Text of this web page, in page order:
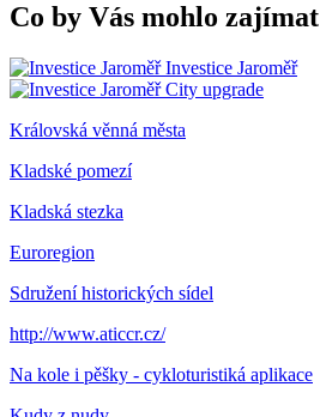
Co by Vás mohlo zajímat
Investice Jaroměř
City upgrade
Královská věnná města
Kladské pomezí
Kladská stezka
Euroregion
Sdružení historických sídel
http://www.aticcr.cz/
Na kole i pěšky - cykloturistiká aplikace